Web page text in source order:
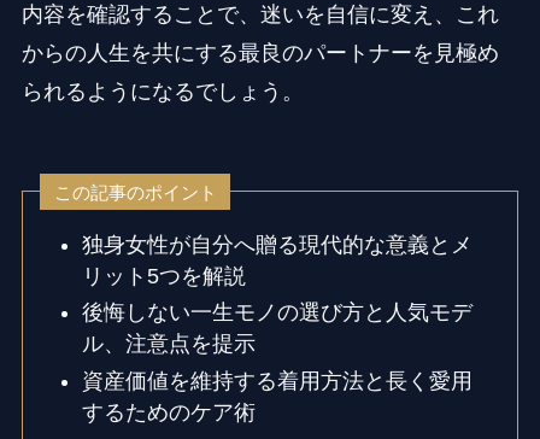
内容を確認することで、迷いを自信に変え、これ
からの人生を共にする最良のパートナーを見極め
られるようになるでしょう。
この記事のポイント
独身女性が自分へ贈る現代的な意義とメ
リット5つを解説
後悔しない一生モノの選び方と人気モデ
ル、注意点を提示
資産価値を維持する着用方法と長く愛用
するためのケア術